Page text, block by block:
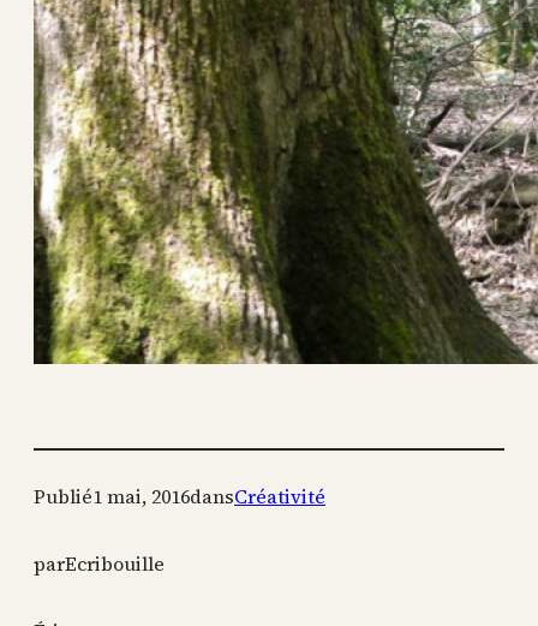
Publié1 mai, 2016dansCréativité
parEcribouille